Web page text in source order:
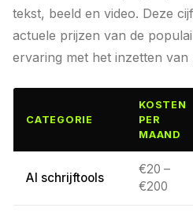
tekst, beeld en video. Deze
actuele prijzen van de
ervaring met het inzetten van
CATEGORIE
KOSTEN
PER
MAAND
AI schrijftools
€20 –
€200